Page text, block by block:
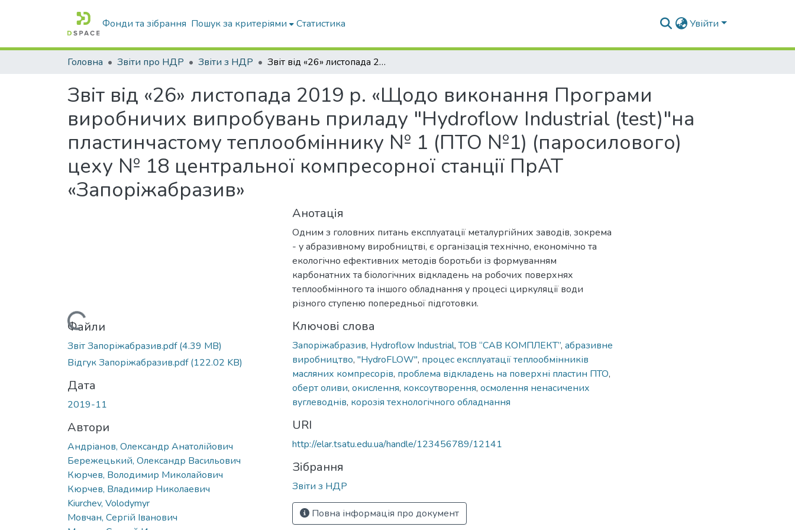
Фонди та зібрання Пошук за критеріями Статистика Увійти
Головна Звіти про НДР Звіти з НДР Звіт від «26» листопада 2019 р. «Щодо виконання Програми виробничих випробувань приладу "Hydroflow Industrial (test)"на пластинчастому теплообміннику № 1 (ПТО №1) (паросилового) цеху № 18 центральної компресорної станції ПрАТ «Запоріжабразив»
Звіт від «26» листопада 2019 р. «Щодо виконання Програми
виробничих випробувань приладу "Hydroflow Industrial (test)"на
пластинчастому теплообміннику № 1 (ПТО №1) (паросилового)
цеху № 18 центральної компресорної станції ПрАТ
«Запоріжабразив»
Вантажиться...
Файли
Звіт Запоріжабразив.pdf(4.39 MB)
Відгук Запоріжабразив.pdf(122.02 KB)
Дата
2019-11
Автори
Андріанов, Олександр Анатолійович
Бережецький, Олександр Васильович
Кюрчев, Володимир Миколайович
Кюрчев, Владимир Николаевич
Kiurchev, Volodymyr
Мовчан, Сергій Іванович
Анотація
Одним з головних питань експлуатації металургійних заводів, зокрема
- у абразивному виробництві, є організація технічно, економічно та
екологічно ефективних методів боротьби із формуванням
карбонатних та біологічних відкладень на робочих поверхнях
теплообмінного та іншого обладнання у процесі циркуляції води
різного ступеню попередньої підготовки.
Ключові слова
Запоріжабразив, Hydroflow Industrial,ТОВ “САВ КОМПЛЕКТ”, абразивне
виробництво, "HydroFLOW", процес експлуатації теплообмінників
масляних компресорів, проблема відкладень на поверхні пластин ПТО,
оберт оливи, окислення, коксоутворення, осмолення ненасичених
вуглеводнів, корозія технологічного обладнання
URI
http://elar.tsatu.edu.ua/handle/123456789/12141
Зібрання
Звіти з НДР
Повна інформація про документ